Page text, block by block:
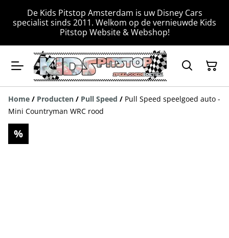
De Kids Pitstop Amsterdam is uw Disney Cars
specialist sinds 2011. Welkom op de vernieuwde Kids
Pitstop Website & Webshop!
Home / Producten / Pull Speed / Pull Speed speelgoed auto -
Mini Countryman WRC rood
%